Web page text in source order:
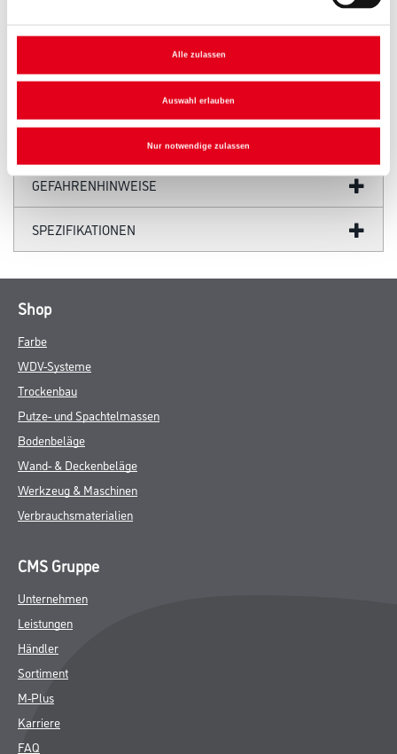
Alle zulassen
Auswahl erlauben
Nur notwendige zulassen
PRODUKTEIGENSCHAFTEN
GEFAHRENHINWEISE
SPEZIFIKATIONEN
Shop
Farbe
WDV-Systeme
Trockenbau
Putze- und Spachtelmassen
Bodenbeläge
Wand- & Deckenbeläge
Werkzeug & Maschinen
Verbrauchsmaterialien
CMS Gruppe
Unternehmen
Leistungen
Händler
Sortiment
M-Plus
Karriere
FAQ